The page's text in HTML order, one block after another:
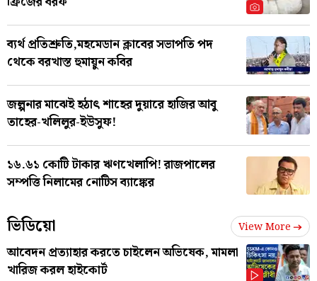
ব্যর্থ প্রতিশ্রুতি,মহমেডান ক্লাবের সভাপতি পদ
থেকে বরখাস্ত হুমায়ুন কবির
জল্পনার মাঝেই হঠাৎ শাহের দুয়ারে হাজির আবু
তাহের-খলিলুর-ইউসুফ!
১৬.৬১ কোটি টাকার ঋণখেলাপি! রাজপালের
সম্পত্তি নিলামের নোটিস ব্যাঙ্কের
ভিডিয়ো View More
আবেদন প্রত্যাহার করতে চাইলেন অভিষেক, মামলা
খারিজ করল হাইকোর্ট